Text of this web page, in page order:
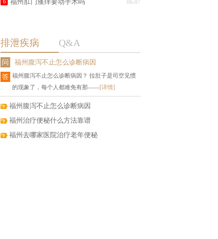
06-07
6 福州肛门瘙痒要动手术吗
排泄疾病 Q&A
问
福州腹泻不止怎么诊断病因
答 福州腹泻不止怎么诊断病因？ 拉肚子是司空见惯
的现象了，每个人都难免有那——[详情]
福州腹泻不止怎么诊断病因
福州治疗便秘什么方法靠谱
福州去哪家医院治疗老年便秘